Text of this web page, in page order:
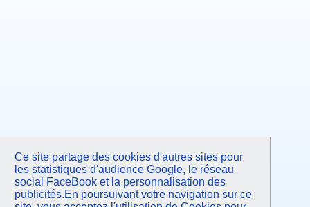
Ce site partage des cookies d'autres sites pour
les statistiques d'audience Google, le réseau
social FaceBook et la personnalisation des
publicités.En poursuivant votre navigation sur ce